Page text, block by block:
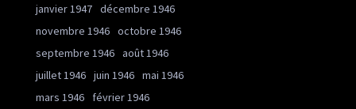
janvier 1947 décembre 1946
novembre 1946 octobre 1946
septembre 1946 août 1946
juillet 1946 juin 1946 mai 1946
mars 1946
février 1946